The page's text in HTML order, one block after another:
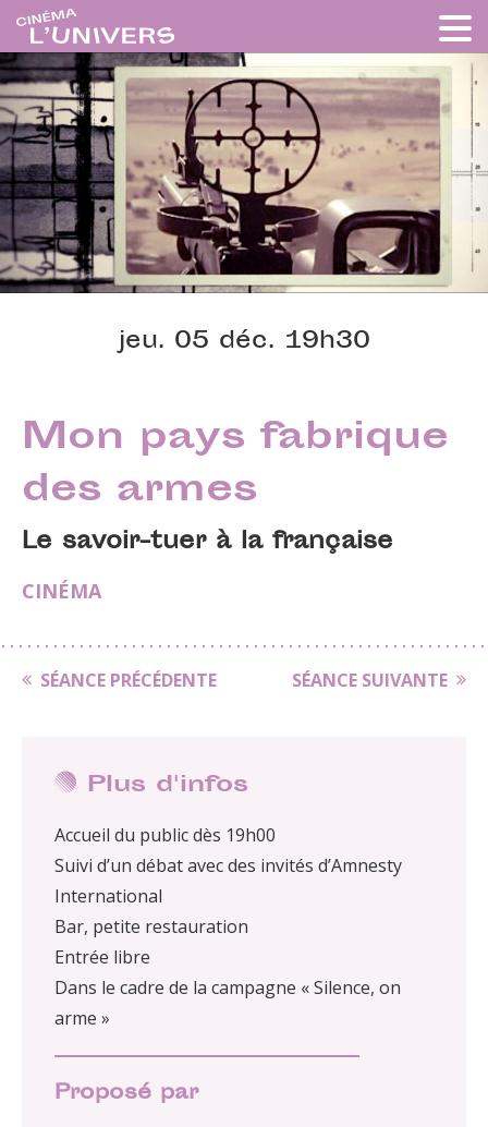
jeu. 05 déc. 19h30
Mon pays fabrique
des armes
Le savoir-tuer à la française
CINÉMA
SÉANCE PRÉCÉDENTE SÉANCE SUIVANTE
Plus d'infos
Accueil du public dès 19h00
Suivi d’un débat avec des invités d’Amnesty
International
Bar, petite restauration
Entrée libre
Dans le cadre de la campagne « Silence, on
arme »
Proposé par